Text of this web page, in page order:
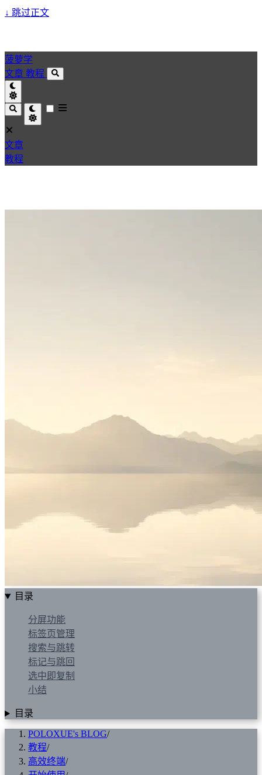
↓ 跳过正文
菠萝学
文章 教程
文章
教程
目录
分屏功能
标签页管理
搜索与跳转
标记与跳回
选中即复制
小结
目录
POLOXUE's BLOG/
教程/
高效终端/